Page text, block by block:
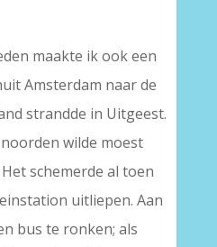
maakte ik ook een
Amsterdam naar de
strandde in Uitgeest.
wilde moest
schemerde al toen
uitliepen. Aan
bus te ronken; als